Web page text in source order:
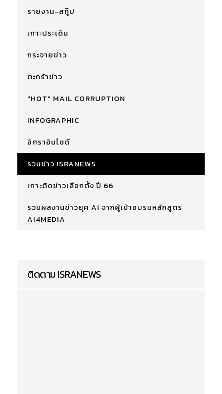
รายงาน-สกู๊ป
เกาะประเด็น
กระจายข่าว
ตะกร้าข่าว
"HOT" MAIL CORRUPTION
INFOGRAPHIC
อิศราอินไซด์
รวมข่าว ISRANEWS
เกาะติดข่าวเลือกตั้ง ปี 66
รวมผลงานข่าวยุค AI จากผู้เข้าอบรมหลักสูตร
AI4MEDIA
ติดตาม ISRANEWS